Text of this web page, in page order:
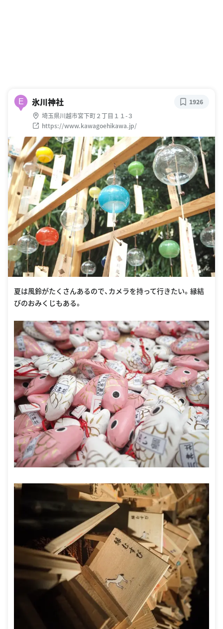
E 氷川神社
埼玉県川越市宮下町２丁目１１-３
https://www.kawagoehikawa.jp/
1926
夏は風鈴がたくさんあるので、カメラを持って行きたい。縁結
びのおみくじもある。